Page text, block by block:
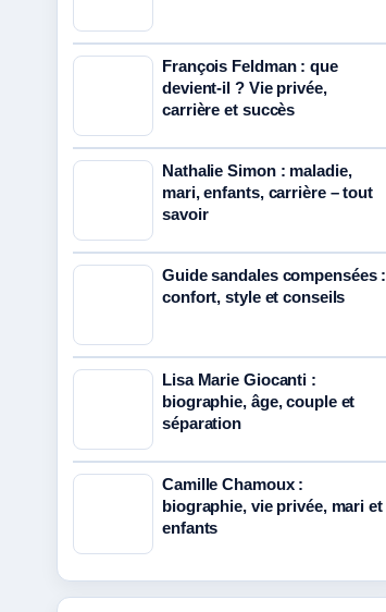
François Feldman : que
devient-il ? Vie privée,
carrière et succès
Nathalie Simon : maladie,
mari, enfants, carrière – tout
savoir
Guide sandales compensées :
confort, style et conseils
Lisa Marie Giocanti :
biographie, âge, couple et
séparation
Camille Chamoux :
biographie, vie privée, mari et
enfants